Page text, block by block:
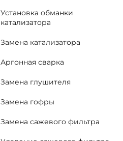
Установка обманки
катализатора
Замена катализатора
Аргонная сварка
Замена глушителя
Замена гофры
Замена сажевого фильтра